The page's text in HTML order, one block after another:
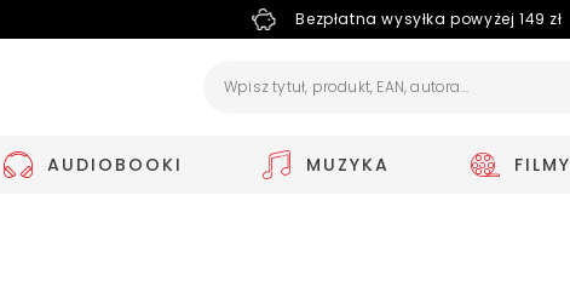
Bezpłatna wysyłka powyżej 149 zł
AUDIOBOOKI MUZYKA FILMY